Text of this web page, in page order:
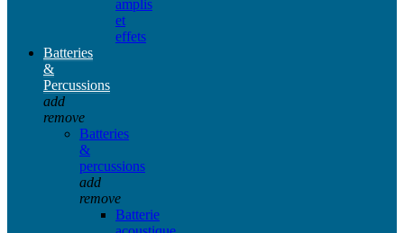
amplis
et
effets
Batteries
&
Percussions
add
remove
Batteries
&
percussions
add
remove
Batterie